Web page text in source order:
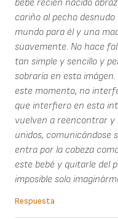
bebé recién nacido
cariño al pecho
mundo para él y una
suavemente. No hace
tan simple y sencillo y
sobraría en esta
este momento, no
que interfiero en esta
vuelven a reencontrar y
unidos, comunicándose
entra por la cabeza
este bebé y quitarle del
imposible solo
Respuesta